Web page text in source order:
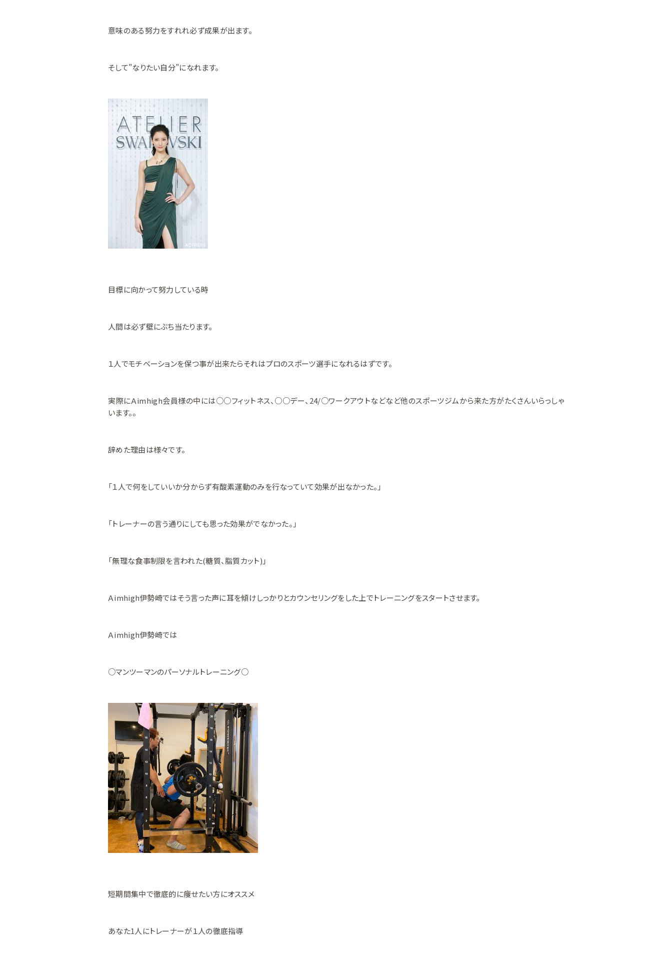
意味のある努力をすれれ必ず成果が出ます。
そして”なりたい自分”になれます。
目標に向かって努力している時
人間は必ず壁にぶち当たります。
１人でモチベーションを保つ事が出来たらそれはプロのスポーツ選手になれるはずです。
実際にＡimhigh会員様の中には○○フィットネス、○○デー、24/○ワークアウトなどなど他のスポーツジムから来た方がたくさんいらっしゃ
います。。
辞めた理由は様々です。
「１人で何をしていいか分からず有酸素運動のみを行なっていて効果が出なかった。」
「トレーナーの言う通りにしても思った効果がでなかった。」
「無理な食事制限を言われた(糖質、脂質カット)」
Ａimhigh伊勢崎ではそう言った声に耳を傾けしっかりとカウンセリングをした上でトレーニングをスタートさせます。
Ａimhigh伊勢崎では
○マンツーマンのパーソナルトレーニング○
短期間集中で徹底的に痩せたい方にオススメ
あなた1人にトレーナーが１人の徹底指導